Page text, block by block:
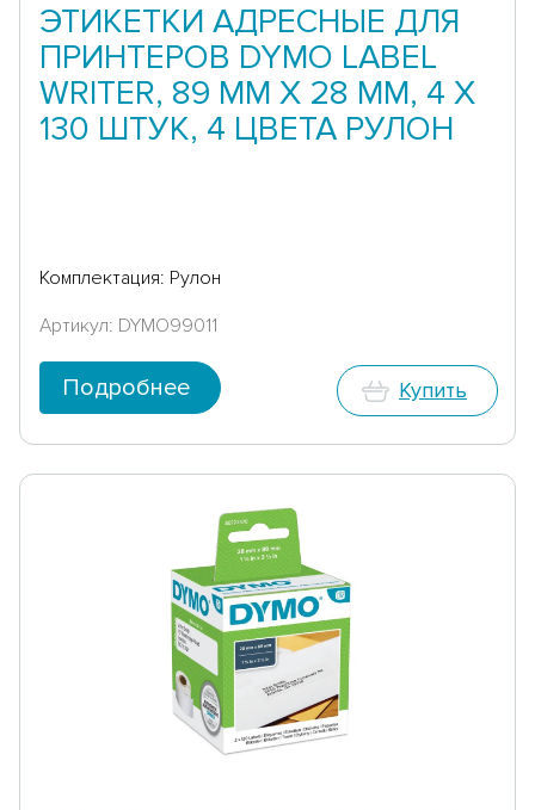
ЭТИКЕТКИ АДРЕСНЫЕ ДЛЯ
ПРИНТЕРОВ DYMO LABEL
WRITER, 89 ММ Х 28 ММ, 4 Х
130 ШТУК, 4 ЦВЕТА РУЛОН
Комплектация: Рулон
Артикул: DYMO99011
Подробнее Купить